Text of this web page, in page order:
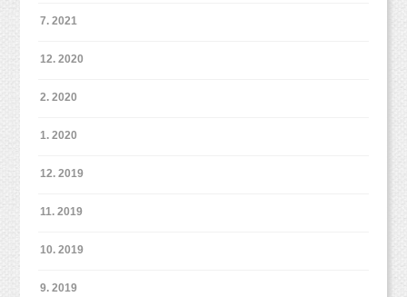
7. 2021
12. 2020
2. 2020
1. 2020
12. 2019
11. 2019
10. 2019
9. 2019